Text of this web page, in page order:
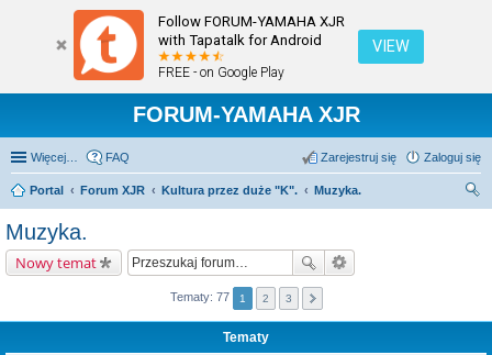
Follow FORUM-YAMAHA XJR
with Tapatalk for Android
FREE - on Google Play
VIEW
FORUM-YAMAHA XJR
Więcej… FAQ Zaloguj się
Zarejestruj się
Portal Forum XJR Kultura przez duże "K".
Muzyka.
Muzyka.
Nowy temat
Tematy: 77 1 2 3
Tematy